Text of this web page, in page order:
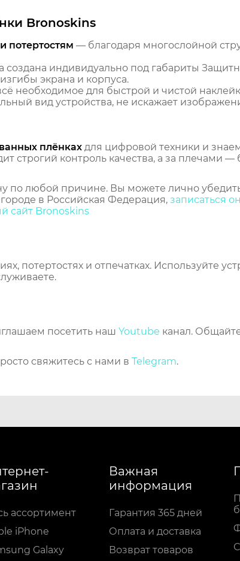
Bronoskins
потертостям — благодаря многослойной
создана индивидуально под габариты
экрана и корпуса.
необходимое для быстрой и чистой
вид устройства, не искажает
плёнках для цифровой техники и
строгий контроль качества, а за плечами
по любой причине. Вы можете лично
в Российская Федерация, записаться
сайт Bronoskins
потертостях и отпечатках. Используйте
посетить наш Youtube канал.
свяжитесь с нами в Telegram.
ассортимент
iPhone
Galaxy
Важная
информация
Гарантия 365 дней
Оплата и доставка
Возврат товаров